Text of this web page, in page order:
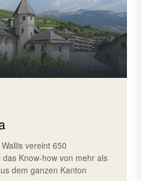
vereint 650
Know-how von mehr als
dem ganzen Kanton